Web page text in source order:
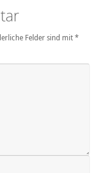
Felder sind mit*